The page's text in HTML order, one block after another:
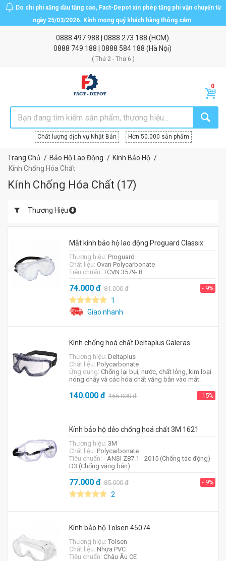
Do chi phí xăng dầu tăng cao, Fact-Depot xin phép tăng phí vận chuyển từ
ngày 25/03/2026. Kính mong quý khách hàng thông cảm.
0888 497 988 0888 273 188 (HCM)
0888 749 188
0888 584 188 (Hà Nội)
( Thứ 2 - Thứ 6 )
Chất lượng dịch vụ Nhật Bản Hơn 50.000 sản phẩm
Trang Chủ Bảo Hộ Lao Động
Kính Bảo Hộ
Kính Chống Hóa Chất
Kính Chống Hóa Chất (17)
Thương Hiệu
Mắt kính bảo hộ lao động Proguard Classix
Thương hiệu: Proguard
Chất liệu: Ovan Polycarbonate
Tiêu chuẩn: TCVN 3579- 8
74.000đ 81.000đ - 9%
1
Giao nhanh
Kính chống hoá chất Deltaplus Galeras
Thương hiệu: Deltaplus
Chất liệu: Polycarbonate
Ứng dụng: Chống lại bụi, nước, chất lỏng, kim loại
nóng chảy và các hóa chất văng bắn vào mắt.
140.000đ 165.000đ - 15%
Kính bảo hộ dẻo chống hoá chất 3M 1621
Thương hiệu: 3M
Chất liệu: Polycarbonate
Tiêu chuẩn: - ANSI Z87.1 - 2015 (Chống tác động) -
D3 (Chống văng bắn)
77.000đ 85.000đ - 9%
2
Kính bảo hộ Tolsen 45074
Thương hiệu: Tolsen
Chất liệu: Nhựa PVC
Tiêu chuẩn: Châu Âu CE